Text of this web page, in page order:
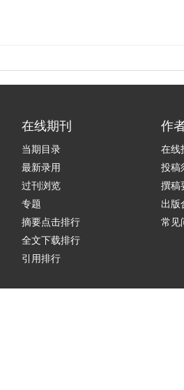
在线期刊
当期目录
最新录用
过刊浏览
专题
摘要点击排行
全文下载排行
引用排行
作
在线
投稿
撰稿
出版
常见